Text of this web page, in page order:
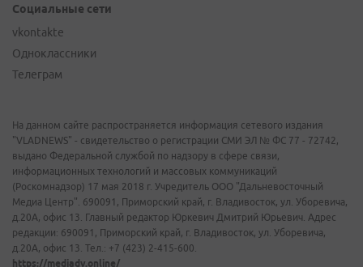
Социальные сети
vkontakte
Одноклассники
Телеграм
На данном сайте распространяется информация сетевого издания
"VLADNEWS" - свидетельство о регистрации СМИ ЭЛ № ФС 77 - 72742,
выдано Федеральной службой по надзору в сфере связи,
информационных технологий и массовых коммуникаций
(Роскомнадзор) 17 мая 2018 г. Учредитель ООО "Дальневосточный
Медиа Центр". 690091, Приморский край, г. Владивосток, ул. Уборевича,
д.20А, офис 13. Главный редактор Юркевич Дмитрий Юрьевич. Адрес
редакции: 690091, Приморский край, г. Владивосток, ул. Уборевича,
д.20А, офис 13. Тел.: +7 (423) 2-415-600.
https://mediadv.online/